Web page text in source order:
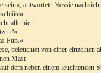
sein«, antwortete Nessie
alle hier
Pub.«
beleuchtet von einer einzelnen
Mast
dem neben einem leuchtenden